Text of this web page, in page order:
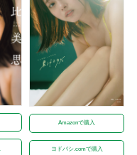
Amazonで購入
ヨドバシ.comで購入